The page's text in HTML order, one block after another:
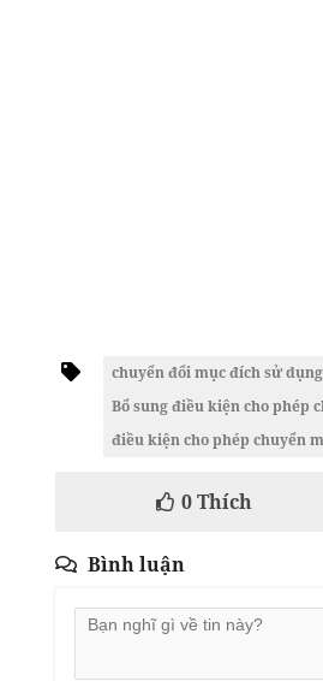
chuyển đổi mục đích sử
Bổ sung điều kiện cho phép
điều kiện cho phép chuyển
0Thích
Bình luận